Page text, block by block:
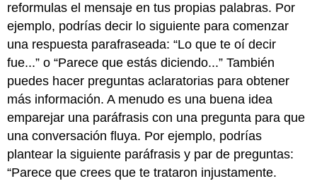
reformulas el mensaje en tus propias palabras. Por
ejemplo, podrías decir lo siguiente para comenzar
una respuesta parafraseada: “Lo que te oí decir
fue...” o “Parece que estás diciendo...” También
puedes hacer preguntas aclaratorias para obtener
más información. A menudo es una buena idea
emparejar una paráfrasis con una pregunta para que
una conversación fluya. Por ejemplo, podrías
plantear la siguiente paráfrasis y par de preguntas:
“Parece que crees que te trataron injustamente.